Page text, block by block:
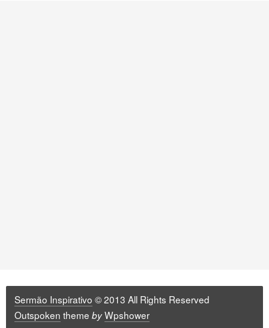
Sermão Inspirativo © 2013 All Rights Reserved
Outspoken themeby Wpshower